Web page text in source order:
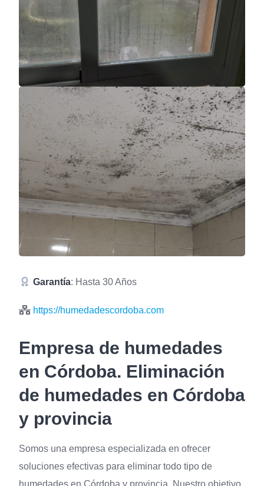
Garantía: Hasta 30 Años
https://humedadescordoba.com
Empresa de humedades
en Córdoba. Eliminación
de humedades en Córdoba
y provincia
Somos una empresa especializada en ofrecer
soluciones efectivas para eliminar todo tipo de